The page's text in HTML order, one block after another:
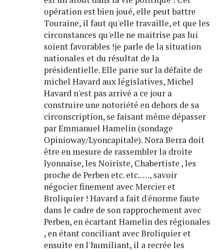
opération est bien joué, elle peut battre
Touraine, il faut qu'elle travaille, et que les
circonstances qu'elle ne maitrise pas lui
soient favorables !je parle de la situation
nationales et du résultat de la
présidentielle. Elle parie sur la défaite de
michel Havard aux législatives, Michel
Havard n'est pas arrivé a ce jour a
construire une notoriété en dehors de sa
circonscription, se faisant même dépasser
par Emmanuel Hamelin (sondage
Opinioway/Lyoncapitale). Nora Berra doit
être en mesure de rassembler la droite
lyonnaise, les Noiriste, Chabertiste , les
proche de Perben etc. etc.…., savoir
négocier finement avec Mercier et
Broliquier ! Havard a fait d'énorme faute
dans le cadre de son rapprochement avec
Perben, en écartant Hamelin des régionales
, en étant conciliant avec Broliquier et
ensuite en l'humiliant, il a recrée les